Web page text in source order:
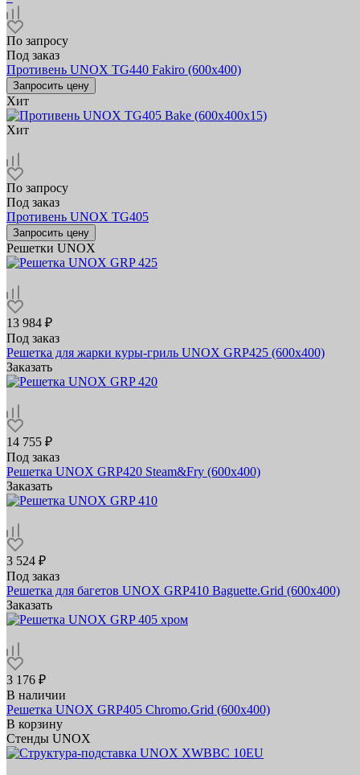
По запросу
Под заказ
Противень UNOX TG440 Fakiro (600x400)
Запросить цену
Хит
Хит
По запросу
Под заказ
Противень UNOX TG405
Запросить цену
Решетки UNOX
13 984 ₽
Под заказ
Решетка для жарки куры-гриль UNOX GRP425 (600х400)
Заказать
14 755 ₽
Под заказ
Решетка UNOX GRP420 Steam&Fry (600x400)
Заказать
3 524 ₽
Под заказ
Решетка для багетов UNOX GRP410 Baguette.Grid (600х400)
Заказать
3 176 ₽
В наличии
Решетка UNOX GRP405 Chromo.Grid (600х400)
В корзину
Стенды UNOX